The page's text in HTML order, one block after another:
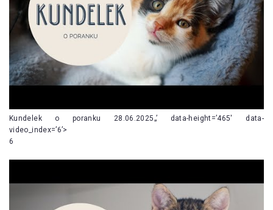
Kundelek o poranku 28.06.2025„’ data-height=’465′ data-
video_index=’6’>
6